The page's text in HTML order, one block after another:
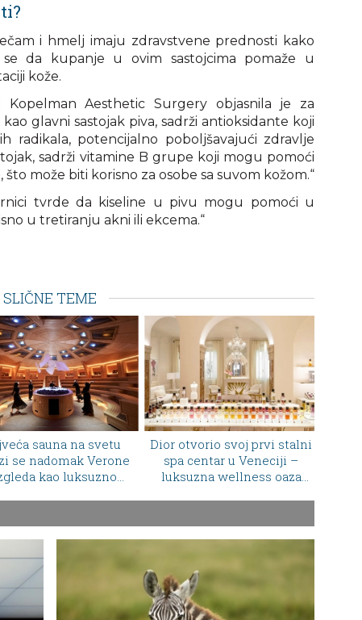
i hmelj imaju zdravstvene prednosti kako
da kupanje u ovim sastojcima pomaže u
kože.
Kopelman Aesthetic Surgery objasnila je za
glavni sastojak piva, sadrži antioksidante koji
radikala, potencijalno poboljšavajući zdravlje
sadrži vitamine B grupe koji mogu pomoći
može biti korisno za osobe sa suvom kožom.“
tvrde da kiseline u pivu mogu pomoći u
u tretiranju akni ili ekcema.“
SLIČNE TEME
otvorio svoj prvi stalni
centar u Veneciji –
wellness oaza
Ovo penušavo vino menja
način na koji gledamo
Majorku